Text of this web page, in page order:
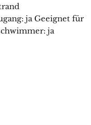
ja Geeignet für
ja